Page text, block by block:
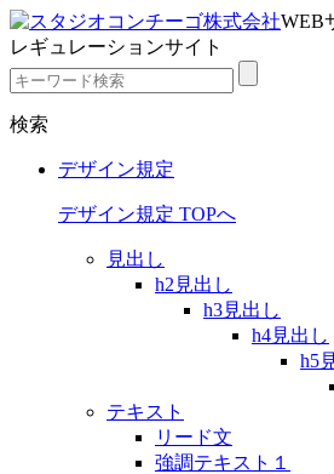
WEB
レギュレーションサイト
検索
デザイン規定
デザイン規定 TOPへ
見出し
h2見出し
h3見出し
h4見出し
h5
テキスト
リード文
強調テキスト１